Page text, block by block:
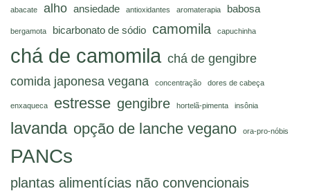
abacate alho ansiedade antioxidantes aromaterapia babosa
bergamota bicarbonato de sódio camomila capuchinha
chá de camomila chá de gengibre
comida japonesa vegana
concentração dores de cabeça
enxaqueca estresse gengibre hortelã-pimenta insônia
lavanda opção de lanche vegano ora-pro-nóbis
PANCs
plantas alimentícias não convencionais